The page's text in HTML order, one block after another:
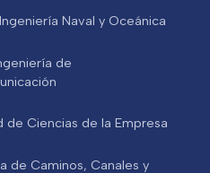
Naval y Oceánica
de
de Ciencias de la Empresa
de Caminos, Canales y